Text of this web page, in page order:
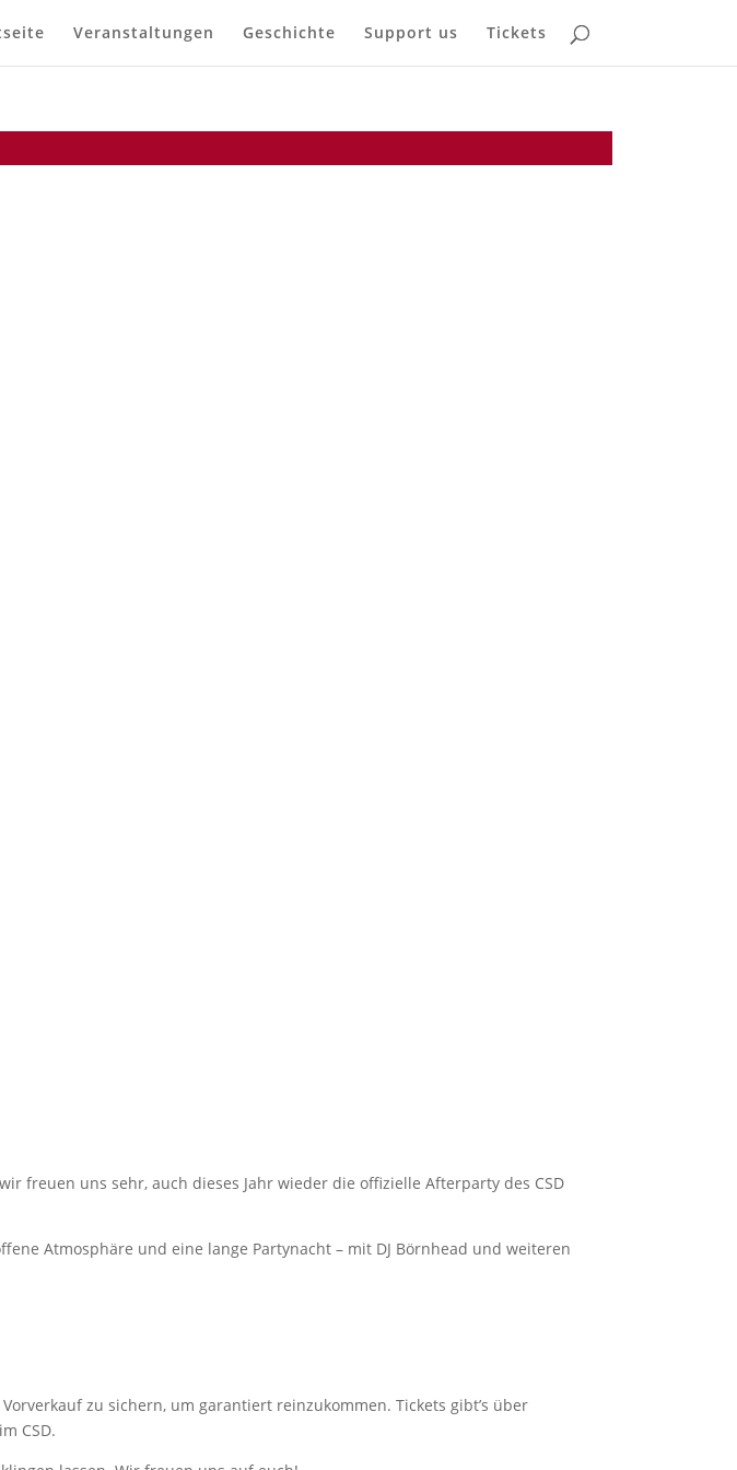
Veranstaltungen Geschichte Support us Tickets
freuen uns sehr, auch dieses Jahr wieder die offizielle Afterparty des CSD
Atmosphäre und eine lange Partynacht – mit DJ Börnhead und weiteren
zu sichern, um garantiert reinzukommen. Tickets gibt’s über
CSD.